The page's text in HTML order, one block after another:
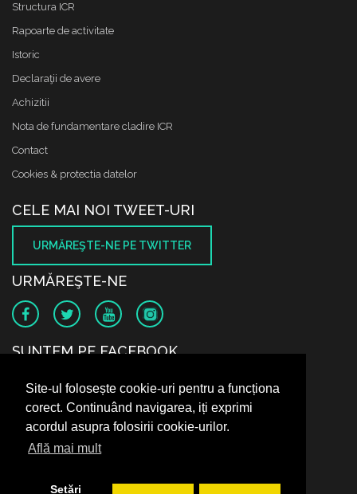
Site-ul folosește cookie-uri pentru a funcționa
corect. Continuând navigarea, iți exprimi
acordul asupra folosirii cookie-urilor.
Află mai mult
Setări
Structura ICR
Rapoarte de activitate
Istoric
Declaraţii de avere
Achizitii
Nota de fundamentare cladire ICR
Contact
Cookies & protectia datelor
CELE MAI NOI TWEET-URI
URMĂREŞTE-NE PE TWITTER
URMĂREŞTE-NE
SUNTEM PE FACEBOOK